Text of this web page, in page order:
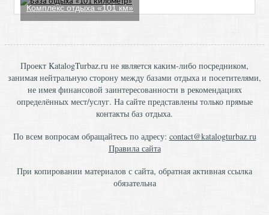
Комплекс отдыха «101 км»
Проект KatalogTurbaz.ru не является каким-либо посредником,
занимая нейтральную сторону между базами отдыха и посетителями,
не имея финансовой заинтересованности в рекомендациях
определённых мест/услуг. На сайте представлены только прямые
контакты баз отдыха.
По всем вопросам обращайтесь по адресу: contact@katalogturbaz.ru
Правила сайта
При копировании материалов с сайта, обратная активная ссылка
обязательна